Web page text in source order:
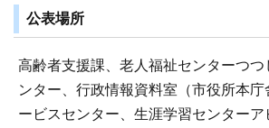
公表場所
高齢者支援課、老人福祉センターつつ
ンター、行政情報資料室（市役所本
ービスセンター、生涯学習センター